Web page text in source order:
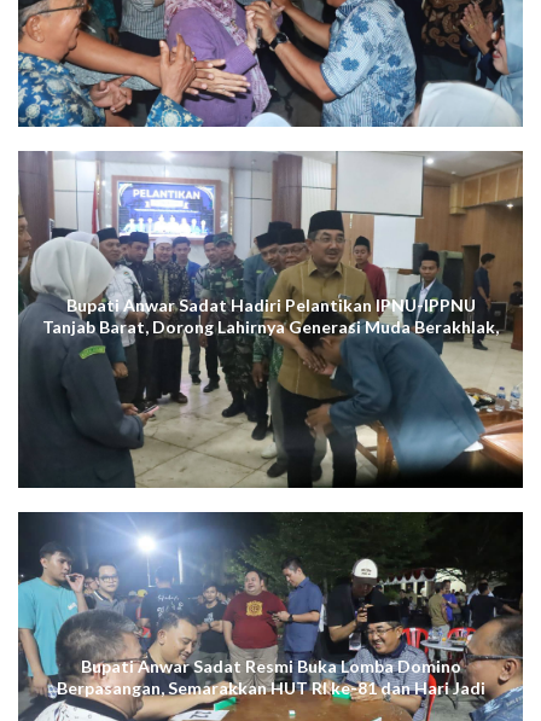
Bupati Anwar Sadat Hadiri Pelantikan IPNU-IPPNU
Tanjab Barat, Dorong Lahirnya Generasi Muda Berakhlak,
Cerdas Digital, dan Berdaya Saing
Bupati Anwar Sadat Resmi Buka Lomba Domino
Berpasangan, Semarakkan HUT RI ke-81 dan Hari Jadi
ke-61 Tanjab Barat